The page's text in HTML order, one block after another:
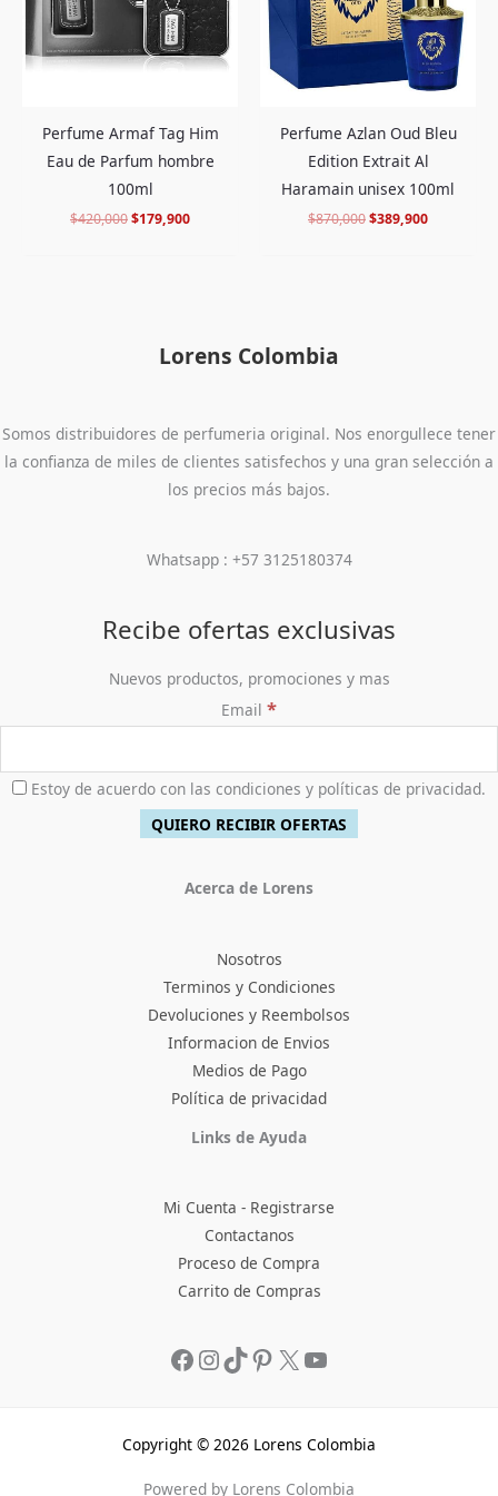
Perfume Armaf Tag Him
Eau de Parfum hombre
100ml
$420,000$179,900
Perfume Azlan Oud Bleu
Edition Extrait Al
Haramain unisex 100ml
$870,000$389,900
Lorens Colombia
Somos distribuidores de perfumeria original. Nos enorgullece tener
la confianza de miles de clientes satisfechos y una gran selección a
los precios más bajos.
Whatsapp : +57 3125180374
Recibe ofertas exclusivas
Nuevos productos, promociones y mas
Email *
Estoy de acuerdo con las condiciones y políticas de privacidad.
Acerca de Lorens
Nosotros
Terminos y Condiciones
Devoluciones y Reembolsos
Informacion de Envios
Medios de Pago
Política de privacidad
Links de Ayuda
Mi Cuenta - Registrarse
Contactanos
Proceso de Compra
Carrito de Compras
Facebook
Instagram
TikTokPinterest
Copyright © 2026 Lorens Colombia
Powered by Lorens Colombia